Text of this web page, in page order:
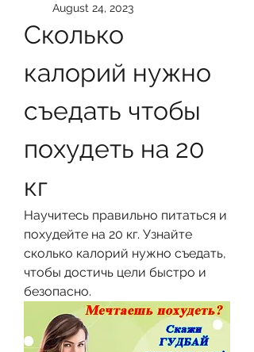
August 24, 2023
Сколько
калорий нужно
съедать чтобы
похудеть на 20
кг
Научитесь правильно питаться и
похудейте на 20 кг. Узнайте
сколько калорий нужно съедать,
чтобы достичь цели быстро и
безопасно.